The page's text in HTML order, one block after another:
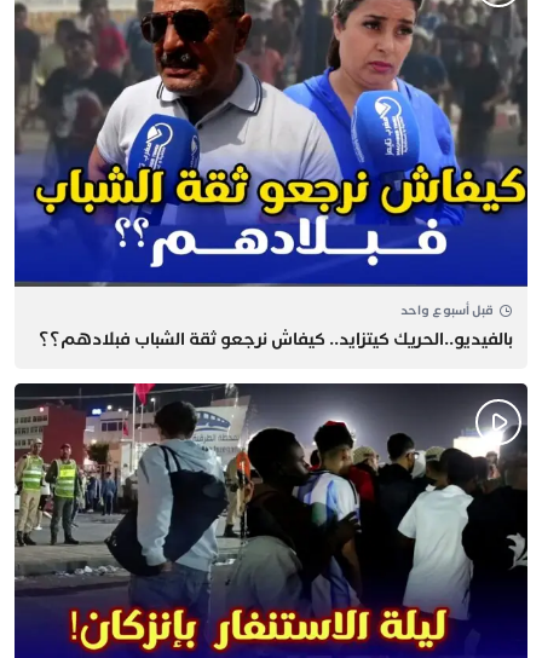
قبل أسبوع واحد
بالفيديو..الحريك كيتزايد.. كيفاش نرجعو ثقة الشباب فبلادهم؟؟